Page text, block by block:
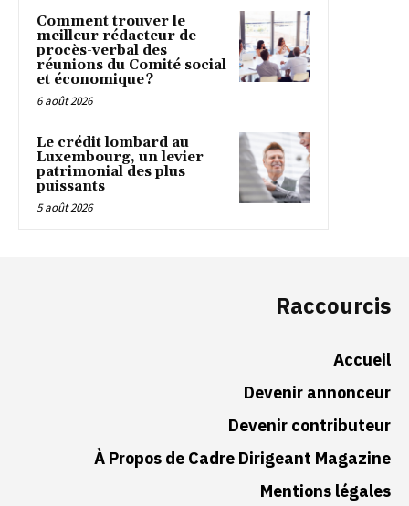
Comment trouver le
meilleur rédacteur de
procès-verbal des
réunions du Comité social
et économique ?
6 août 2026
Le crédit lombard au
Luxembourg, un levier
patrimonial des plus
puissants
5 août 2026
Raccourcis
Accueil
Devenir annonceur
Devenir contributeur
À Propos de Cadre Dirigeant Magazine
Mentions légales